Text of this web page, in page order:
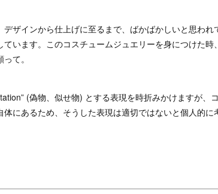
ザインから仕上げに至るまで、ばかばかしいと思われ
います。このコスチュームジュエリーを身につけた時
って。
(偽物、似せ物) とする表現を時折みかけますが、
にあるため、そうした表現は適切ではないと個人的に